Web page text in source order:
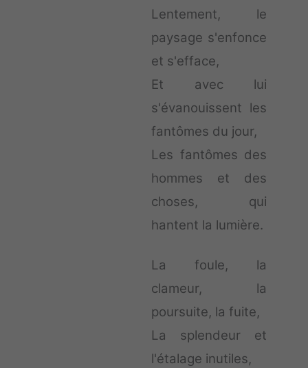
Lentement, le
paysage s'enfonce
et s'efface,
Et avec lui
s'évanouissent les
fantômes du jour,
Les fantômes des
hommes et des
choses, qui
hantent la lumière.
La foule, la
clameur, la
poursuite, la fuite,
La splendeur et
l'étalage inutiles,